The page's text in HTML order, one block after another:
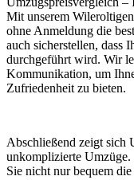
Mit unserem
ohne Anmeldung die
auch sicherstellen, dass
durchgeführt wird. Wir
Kommunikation, um
Zufriedenheit zu bieten.
Abschließend zeigt sich
unkomplizierte Umzüge.
Sie nicht nur bequem